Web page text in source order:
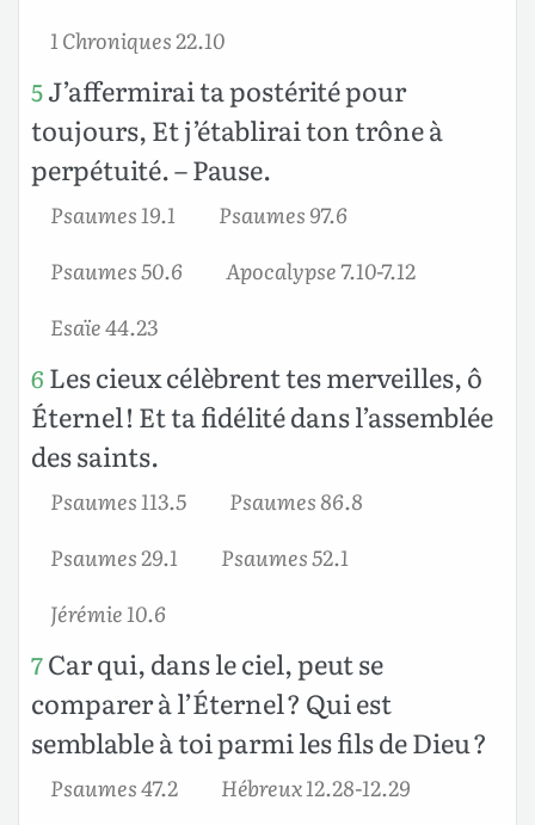
1 Chroniques 22.10
5J’affermirai ta postérité pour
toujours, Et j’établirai ton trône à
perpétuité. – Pause.
Psaumes 19.1
Psaumes 97.6
Psaumes 50.6
Apocalypse 7.10-7.12
Esaïe 44.23
6 Les cieux célèbrent tes merveilles, ô
Éternel ! Et ta fidélité dans l’assemblée
des saints.
Psaumes 113.5
Psaumes 86.8
Psaumes 29.1
Psaumes 52.1
Jérémie 10.6
7Car qui, dans le ciel, peut se
comparer à l’Éternel ? Qui est
semblable à toi parmi les fils de Dieu ?
Psaumes 47.2
Hébreux 12.28-12.29